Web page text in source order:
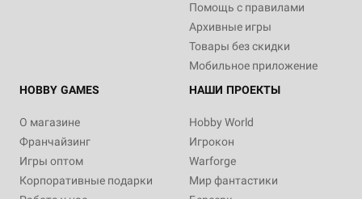
Помощь с правилами
Архивные игры
Товары без скидки
Мобильное приложение
HOBBY GAMES
О магазине
Франчайзинг
Игры оптом
Корпоративные подарки
НАШИ ПРОЕКТЫ
Hobby World
Игрокон
Warforge
Мир фантастики